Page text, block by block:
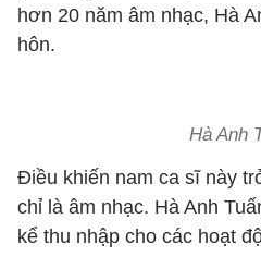
hơn 20 năm âm nhạc, Hà
hôn.
Hà Anh
Điều khiến nam ca sĩ này
chỉ là âm nhạc. Hà Anh
kể thu nhập cho các hoạt